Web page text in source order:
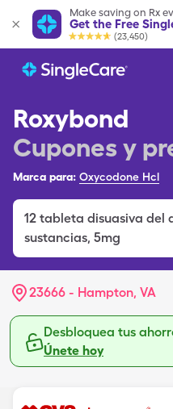
Make saving on Rx
Get the Free
(23,450)
Roxybond
Cupones y
Marca para: Oxycodone Hcl
12 tableta disuasiva del
sustancias, 5mg
23666 - Hampton, VA
Desbloquea tus
Únete hoy